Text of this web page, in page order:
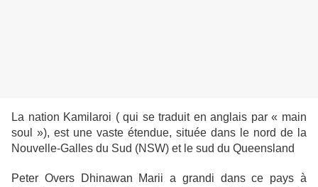
La nation Kamilaroi ( qui se traduit en anglais par « main
soul »), est une vaste étendue, située dans le nord de la
Nouvelle-Galles du Sud (NSW) et le sud du Queensland
Peter Overs Dhinawan Marii a grandi dans ce pays à